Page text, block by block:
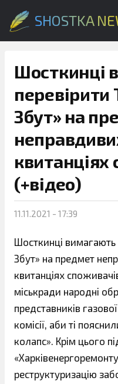
SHOSTKA
Шосткинці
Збут» на
квитанціях
(+відео)
11.11.2021 - 17:39
Шосткинці
Збут» на предмет
квитанціях
міськради народні
представників
комісії, аби ті
колапс». Крім цього
реструктуризацію